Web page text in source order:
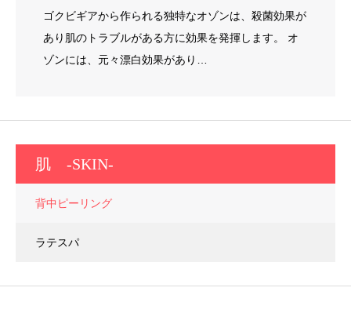
ゴクビギアから作られる独特なオゾンは、殺菌効果が
あり肌のトラブルがある方に効果を発揮します。 オ
ゾンには、元々漂白効果があり…
肌 -SKIN-
背中ピーリング
ラテスパ